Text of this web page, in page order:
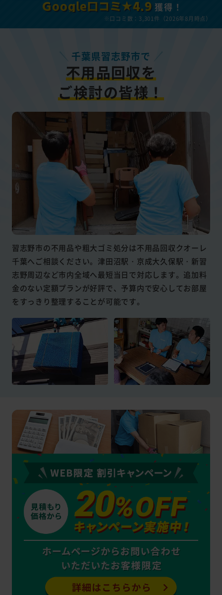
Google口コミ★4.9 獲得！
※口コミ数：3,301件（2026年8月時点）
千葉県習志野市で
不用品回収を
ご検討の皆様！
習志野市の不用品や粗大ゴミ処分は不用品回収クオーレ
千葉へご相談ください。津田沼駅・京成大久保駅・新習
志野周辺など市内全域へ最短当日で対応します。追加料
金のない定額プランが好評で、予算内で安心してお部屋
をすっきり整理することが可能です。